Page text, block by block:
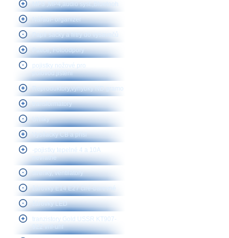
MP3 ,MP4,audio syst.,Bluetooh
Nářadí- organizér
Papír sáčky a filtry do vysavačů
Patice, Fotoodpory
pojistky nožové pro
polovod.jištění
Reproduktory,vyhybky ND gramo
transformátory
Uhlíky
Vysílačky CB a přísl
-pojistky tepelné 4 a 10A
nevratné
sirenky, ventilátory
žárovky E14 E27 čiré-barevné
žárovky LED
tranzistory Gold USSR KT907-
922 vhf-uhf